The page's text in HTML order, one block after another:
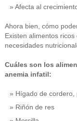
Afecta al
Ahora bien, cómo
Existen alimentos
necesidades
Cuáles son los
anemia infatil:
Hígado de cordero,
Riñón de res